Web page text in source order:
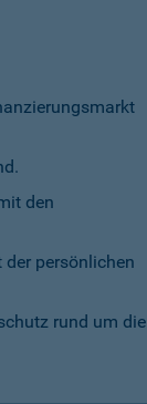
den
der persönlichen
rund um die